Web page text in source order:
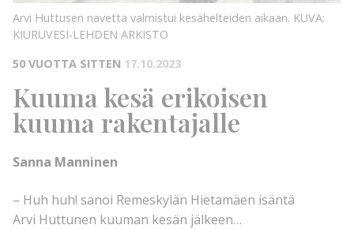
Arvi Huttusen navetta valmistui kesähelteiden aikaan. KUVA:
KIURUVESI-LEHDEN ARKISTO
50 VUOTTA SITTEN 17.10.2023
Kuuma kesä erikoisen
kuuma rakentajalle
Sanna Manninen
– Huh huh! sanoi Remeskylän Hietamäen isäntä
Arvi Huttunen kuuman kesän jälkeen…